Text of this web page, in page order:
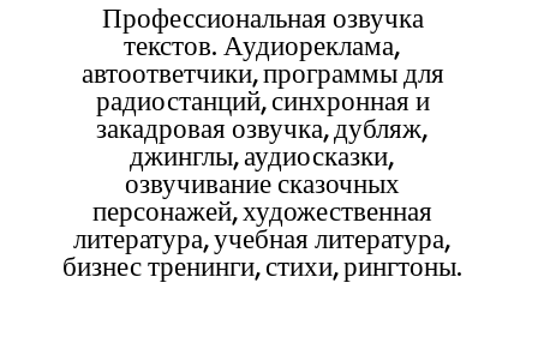
Профессиональная озвучка
текстов. Аудиореклама,
автоответчики, программы для
радиостанций, синхронная и
закадровая озвучка, дубляж,
джинглы, аудиосказки,
озвучивание сказочных
персонажей, художественная
литература, учебная литература,
бизнес тренинги, стихи, рингтоны.